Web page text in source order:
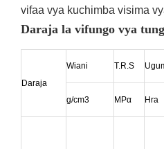
vifaa vya kuchimba visima
Daraja la vifungo vya
Daraja
Wiani T.R.S
g/cm3
MPα Hra